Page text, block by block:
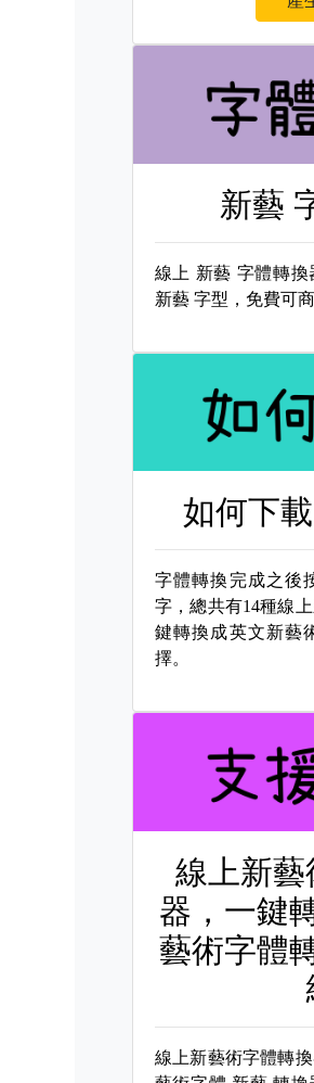
新藝
線上 新藝 字體轉
新藝 字型，免費可
如何下載
字體轉換完成之後
字，總共有14種線
鍵轉換成英文新藝
擇。
線上新
器，一鍵
藝術字體
線上新藝術字體轉